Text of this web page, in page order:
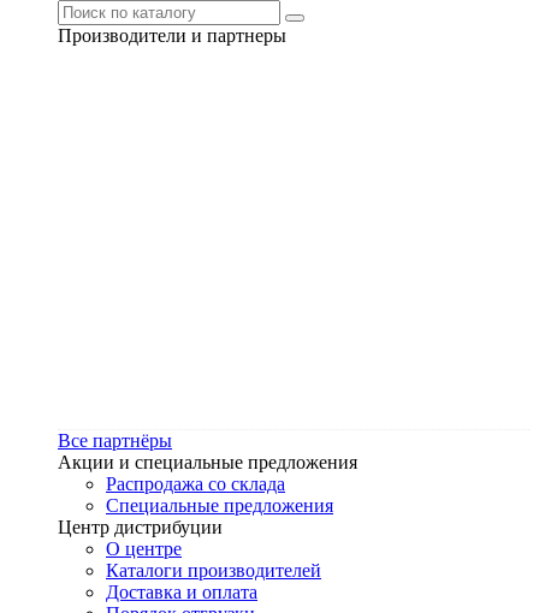
Производители и партнеры
Все партнёры
Акции и специальные предложения
Распродажа со склада
Специальные предложения
Центр дистрибуции
О центре
Каталоги производителей
Доставка и оплата